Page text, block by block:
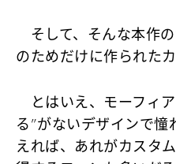
そして、そんな本作
のためだけに作られた
とはいえ、モーフィ
る”がないデザインで
えれば、あれがカスタ